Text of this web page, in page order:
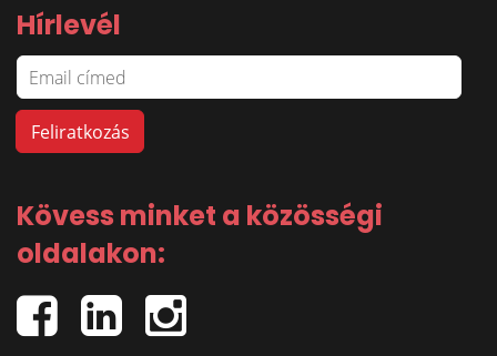
Hírlevél
Kövess minket a közösségi
oldalakon: